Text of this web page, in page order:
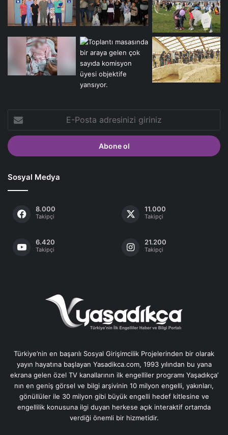
E-
Posta
adresinizi
giriniz
Sosyal Medya
8.000
Takipçi
11.000
Takipçi
6.420
Takipçi
21.200
Takipçi
Türkiye’nin en başarılı Sosyal Girişimcilik Projelerinden bir olarak
yayın hayatına başlayan Yasadikca.com, 1993 yılından bu yana
ekrana gelen özel TV kanallarının ilk engelliler programı Yaşadıkça’
nın en geniş görsel ve bilgi arşivinin 10 milyon engelli, yakınları,
gönüllüler ile 30 milyon gibi büyük engelli hedef kitlesine ve
engellilik konusuna ilgi duyan herkese açık interaktif ortamda
verdiği önemli bir hizmetidir.